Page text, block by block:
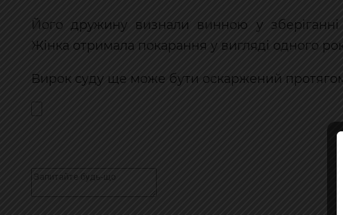
Його дружину визнали винною у
Жінка отримала покарання у вигляді одного
Вирок суду ще може бути оскаржений